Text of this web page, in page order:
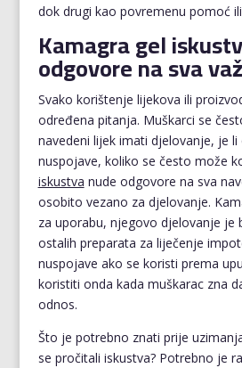
dok drugi kao povremenu pomoć
Kamagra gel
odgovore na sva
Svako korištenje lijekova ili
određena pitanja. Muškarci se
navedeni lijek imati djelovanje, je
nuspojave, koliko se često može
iskustva nude odgovore na sva
osobito vezano za djelovanje.
za uporabu, njegovo djelovanje je
ostalih preparata za liječenje
nuspojave ako se koristi prema
koristiti onda kada muškarac zna
odnos.
Što je potrebno znati prije
se pročitali iskustva? Potrebno je